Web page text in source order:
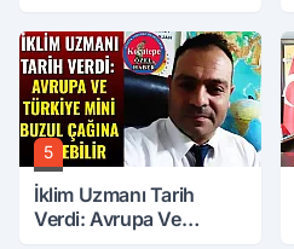
5
İklim Uzmanı Tarih
Verdi: Avrupa Ve